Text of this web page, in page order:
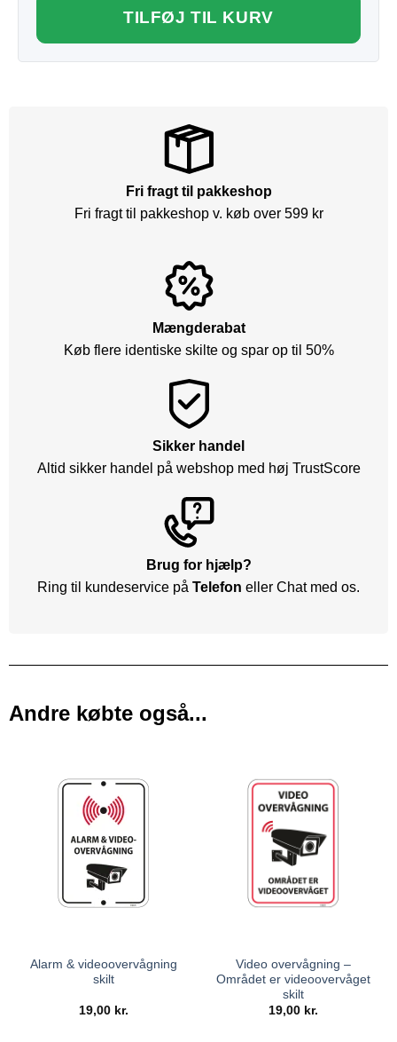
TILFØJ TIL KURV
Fri fragt til pakkeshop
Fri fragt til pakkeshop v. køb over 599 kr
Mængderabat
Køb flere identiske skilte og spar op til 50%
Sikker handel
Altid sikker handel på webshop med høj TrustScore
Brug for hjælp?
Ring til kundeservice på Telefon eller Chat med os.
Andre købte også...
Alarm & videoovervågning
skilt
19,00 kr.
Video overvågning –
Området er videoovervåget
skilt
19,00 kr.